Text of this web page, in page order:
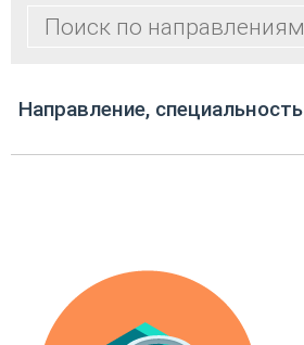
Направление, специальность